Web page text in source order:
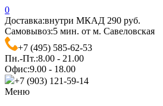
0
Доставка:внутри МКАД 290 руб.
Самовывоз:5 мин. от м. Савеловская
+7 (495) 585-62-53
Пн.-Пт.:8.00 - 21.00
Офис:9.00 - 18.00
+7 (903) 121-59-14
Меню